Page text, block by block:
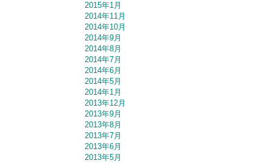
2015年1月
2014年11月
2014年10月
2014年9月
2014年8月
2014年7月
2014年6月
2014年5月
2014年1月
2013年12月
2013年9月
2013年8月
2013年7月
2013年6月
2013年5月